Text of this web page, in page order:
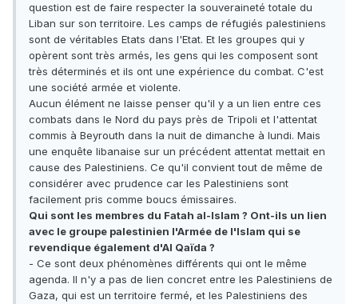
question est de faire respecter la souveraineté totale du
Liban sur son territoire. Les camps de réfugiés palestiniens
sont de véritables Etats dans l'Etat. Et les groupes qui y
opèrent sont très armés, les gens qui les composent sont
très déterminés et ils ont une expérience du combat. C'est
une société armée et violente.
Aucun élément ne laisse penser qu'il y a un lien entre ces
combats dans le Nord du pays près de Tripoli et l'attentat
commis à Beyrouth dans la nuit de dimanche à lundi. Mais
une enquête libanaise sur un précédent attentat mettait en
cause des Palestiniens. Ce qu'il convient tout de même de
considérer avec prudence car les Palestiniens sont
facilement pris comme boucs émissaires.
Qui sont les membres du Fatah al-Islam ? Ont-ils un lien
avec le groupe palestinien l'Armée de l'Islam qui se
revendique également d'Al Qaïda ?
- Ce sont deux phénomènes différents qui ont le même
agenda. Il n'y a pas de lien concret entre les Palestiniens de
Gaza, qui est un territoire fermé, et les Palestiniens des